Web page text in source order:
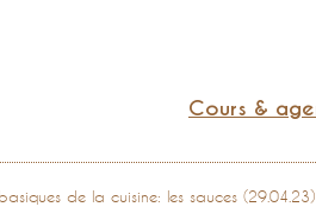
Cours &
de la cuisine: les sauces (29.04.23)